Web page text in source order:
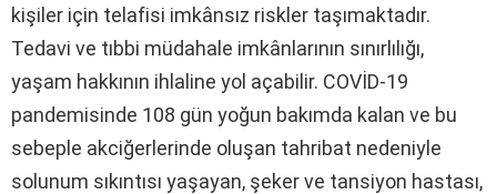
kişiler için telafisi imkânsız riskler taşımaktadır.
Tedavi ve tıbbi müdahale imkânlarının sınırlılığı,
yaşam hakkının ihlaline yol açabilir. COVİD-19
pandemisinde 108 gün yoğun bakımda kalan ve bu
sebeple akciğerlerinde oluşan tahribat nedeniyle
solunum sıkıntısı yaşayan, şeker ve tansiyon hastası,